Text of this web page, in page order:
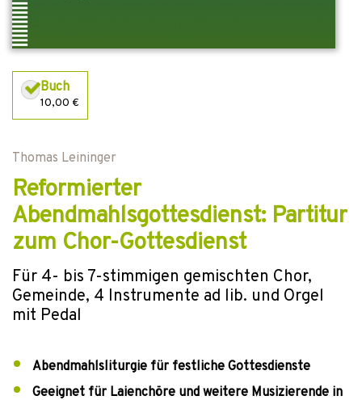
Buch
10,00 €
Thomas Leininger
Reformierter
Abendmahlsgottesdienst: Partitur
zum Chor-Gottesdienst
Für 4- bis 7-stimmigen gemischten Chor,
Gemeinde, 4 Instrumente ad lib. und Orgel
mit Pedal
Abendmahlsliturgie für festliche Gottesdienste
Geeignet für Laienchöre und weitere Musizierende in